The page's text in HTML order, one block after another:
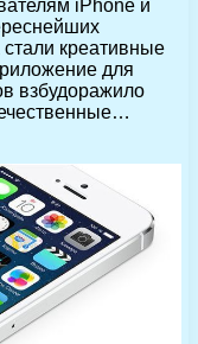
iPhone и
креативные
для
взбудоражило